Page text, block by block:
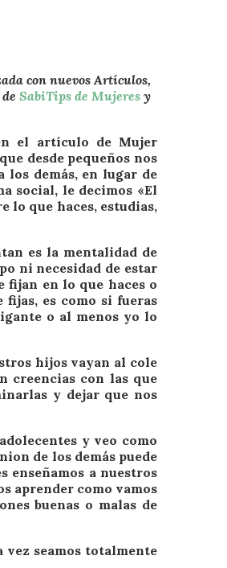
con nuevos Artículos,
SabiTips de Mujeresy
el artículo de Mujer
desde pequeños nos
los demás, en lugar de
social, le decimos «El
lo que haces, estudias,
es la mentalidad de
ni necesidad de estar
fijan en lo que haces o
es como si fueras
o al menos yo lo
hijos vayan al cole
creencias con las que
y dejar que nos
y veo como
de los demás puede
enseñamos a nuestros
aprender como vamos
buenas o malas de
seamos totalmente